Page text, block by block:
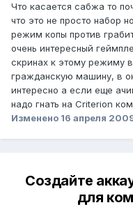
Что касается сабжа то
что это не просто набор
режим копы против
очень интересный
скринах к этому режиму
гражданскую машину, в
интересно а если еще
надо гнать на Criterion
Изменено 16 апреля
Создайте
для